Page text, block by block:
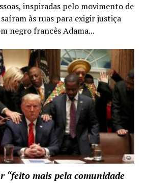
inspiradas pelo movimento de
às ruas para exigir justiça
negro francês Adama...
“feito mais pela comunidade